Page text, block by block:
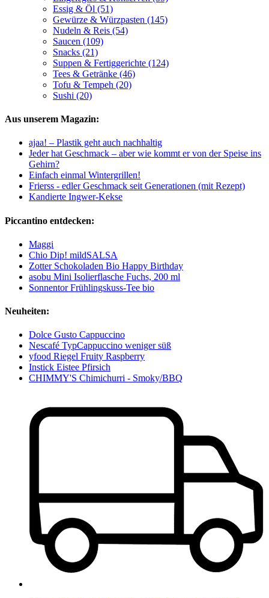
Essig & Öl (51)
Gewürze & Würzpasten (145)
Nudeln & Reis (54)
Saucen (109)
Snacks (21)
Suppen & Fertiggerichte (124)
Tees & Getränke (46)
Tofu & Tempeh (20)
Sushi (20)
Aus unserem Magazin:
ajaa! – Plastik geht auch nachhaltig
Jeder hat Geschmack – aber wie kommt er von der Speise ins
Gehirn?
Einfach einmal Wintergrillen!
Frierss - edler Geschmack seit Generationen (mit Rezept)
Kandierte Ingwer-Kekse
Piccantino entdecken:
Maggi
Chio Dip! mildSALSA
Zotter Schokoladen Bio Happy Birthday
asobu Mini Isolierflasche Fuchs, 200 ml
Sonnentor Frühlingskuss-Tee bio
Neuheiten:
Dolce Gusto Cappuccino
Nescafé TypCappuccino weniger süß
yfood Riegel Fruity Raspberry
Instick Eistee Pfirsich
CHIMMY'S Chimichurri - Smoky/BBQ